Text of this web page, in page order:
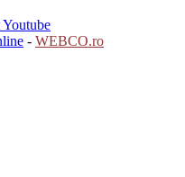
Youtube
- WEBCO.ro